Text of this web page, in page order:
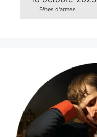
Fêtes d'armes